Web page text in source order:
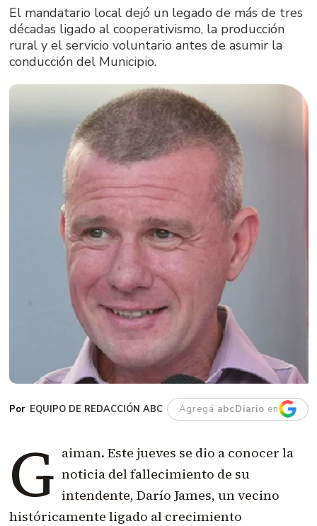
El mandatario local dejó un legado de más de tres
décadas ligado al cooperativismo, la producción
rural y el servicio voluntario antes de asumir la
conducción del Municipio.
EQUIPO DE REDACCIÓN ABC Agregá abcDiario en
G aiman. Este jueves se dio a conocer la
noticia del fallecimiento de su
intendente, Darío James, un vecino
históricamente ligado al crecimiento